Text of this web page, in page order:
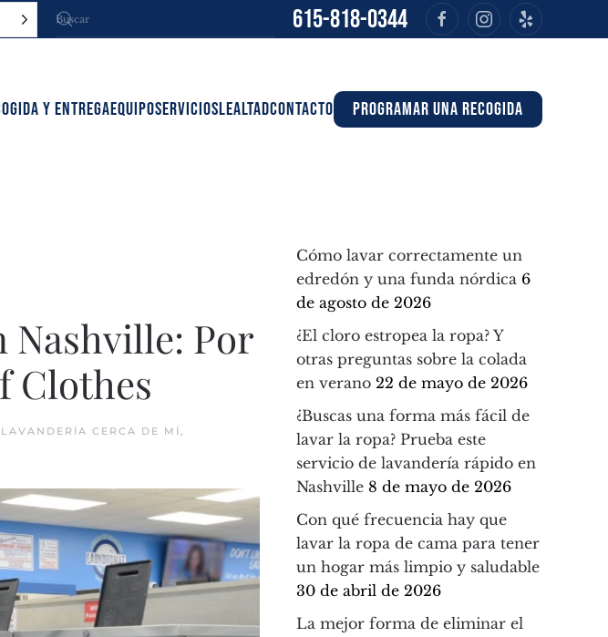
615-818-0344
Y ENTREGAEQUIPOSERVICIOSLEALTADCONTACTO PROGRAMAR UNA RECOGIDA
Nashville: Por
Clothes
LAVANDERÍA CERCA DE MÍ ,
Cómo lavar correctamente un
edredón y una funda nórdica 6
de agosto de 2026
¿El cloro estropea la ropa? Y
otras preguntas sobre la colada
en verano 22 de mayo de 2026
¿Buscas una forma más fácil de
lavar la ropa? Prueba este
servicio de lavandería rápido en
Nashville 8 de mayo de 2026
Con qué frecuencia hay que
lavar la ropa de cama para tener
un hogar más limpio y saludable
30 de abril de 2026
La mejor forma de eliminar el